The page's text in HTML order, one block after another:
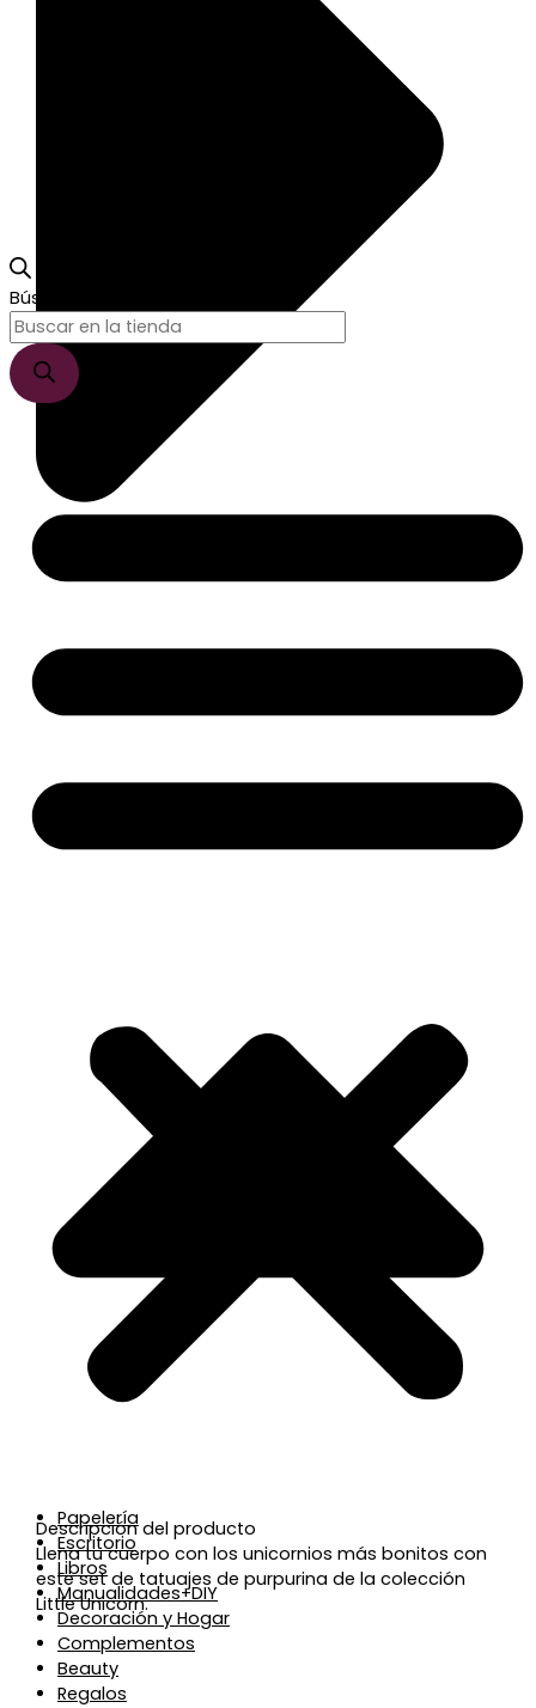
Búsqueda de productos
Papelería
Escritorio
Libros
Manualidades+DIY
Decoración y Hogar
Complementos
Beauty
Regalos
Descripción del producto
Llena tu cuerpo con los unicornios más bonitos con
este set de tatuajes de purpurina de la colección
Little Unicorn.